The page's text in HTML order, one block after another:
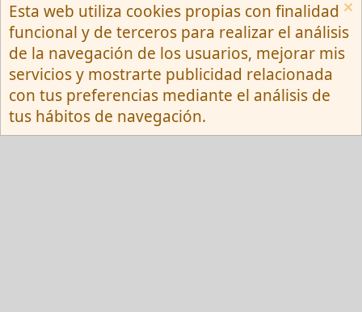
Español (Neutro) Tu
Contactarnos
Términos y reglas
Privacy policy
Ayuda
R
S
S
Community platform by XenForo ® © 2010-
2026 XenForo Ltd.
Esta web utiliza cookies propias con finalidad
funcional y de terceros para realizar el análisis
de la navegación de los usuarios, mejorar mis
servicios y mostrarte publicidad relacionada
con tus preferencias mediante el análisis de
tus hábitos de navegación.